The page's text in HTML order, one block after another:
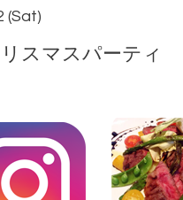
(Sat)
スマスパーティ